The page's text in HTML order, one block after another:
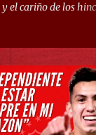
el cariño de los
me adapte
y abierto. Creo
bien. Cuando
que juega
Me favorece